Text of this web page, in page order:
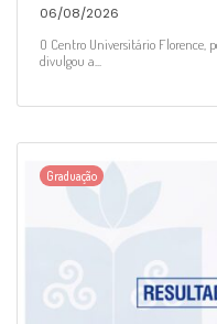
06/08/2026
O Centro Universitário Florence,
divulgou a...
Graduação